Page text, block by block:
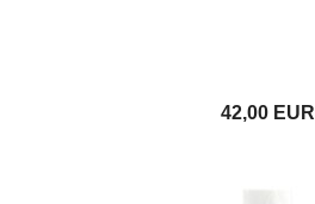
42,00 EUR